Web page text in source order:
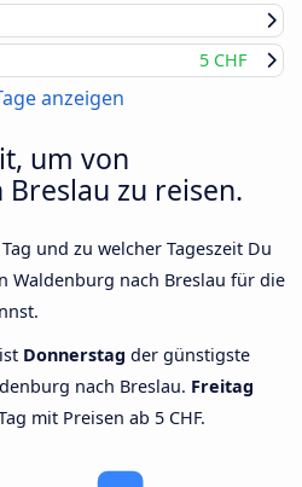
5 CHF
anzeigen
um von
zu reisen.
und zu welcher Tageszeit Du
Waldenburg nach Breslau für die
Donnerstag der günstigste
nach Breslau. Freitag
mit Preisen ab 5 CHF.